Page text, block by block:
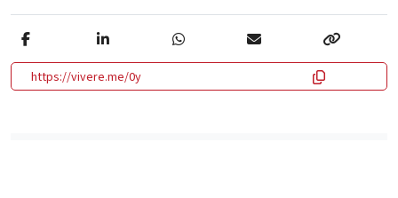
https://vivere.me/0y